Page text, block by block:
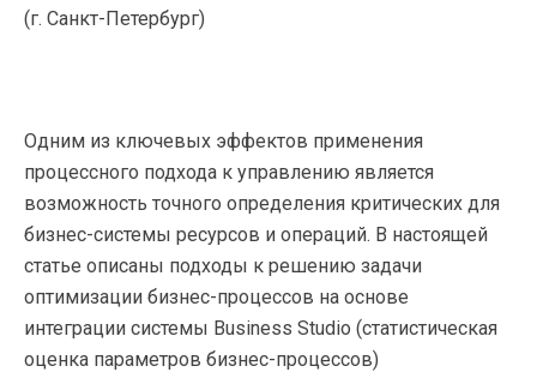
(г. Санкт-Петербург)
Одним из ключевых эффектов применения
процессного подхода к управлению является
возможность точного определения критических для
бизнес-системы ресурсов и операций. В настоящей
статье описаны подходы к решению задачи
оптимизации бизнес-процессов на основе
интеграции системы Business Studio (статистическая
оценка параметров бизнес-процессов)